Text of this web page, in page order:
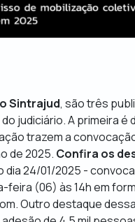
Sintrajud, são três
judiciário. A primeira é
trazem a
de 2025. Confira os
dia 24/01/2025 -
feira (06) às 14h em
Outro destaque